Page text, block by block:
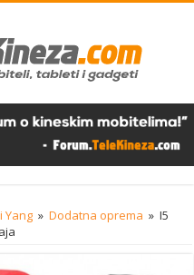
Yang » Dodatna oprema » I5